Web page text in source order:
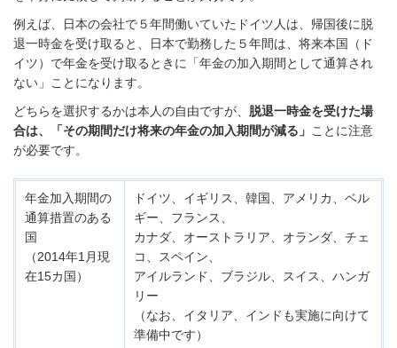
例えば、日本の会社で５年間働いていたドイツ人は、帰国後に脱
退一時金を受け取ると、日本で勤務した５年間は、将来本国（ド
イツ）で年金を受け取るときに「年金の加入期間として通算され
ない」ことになります。
どちらを選択するかは本人の自由ですが、 脱退一時金を受けた場
合は、「その期間だけ将来の年金の加入期間が減る」 ことに注意
が必要です。
年金加入期間の
通算措置のある
国
（2014年1月現
在15カ国）
ドイツ、イギリス、韓国、アメリカ、ベル
ギー、フランス、
カナダ、オーストラリア、オランダ、チェ
コ、スペイン、
アイルランド、ブラジル、スイス、ハンガ
リー
（なお、イタリア、インドも実施に向けて
準備中です）